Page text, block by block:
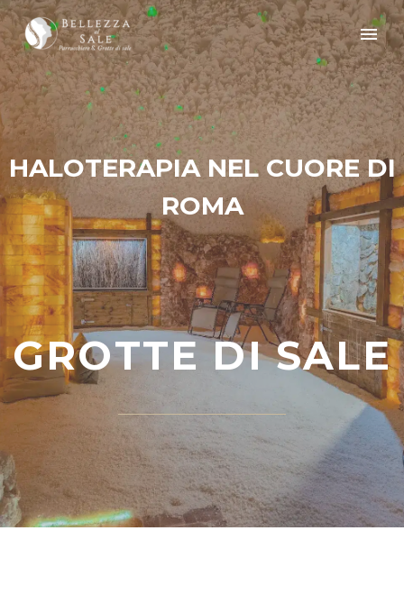
HALOTERAPIA NEL CUORE DI
ROMA
GROTTE DI SALE